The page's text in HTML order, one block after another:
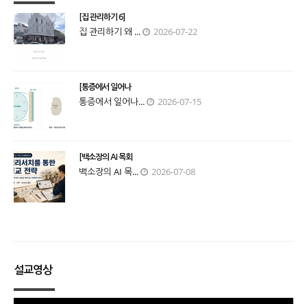
[집 관리하기 6]
집 관리하기 왜 ... 2026-07-22
[통증에서 일어나
통증에서 일어나... 2026-07-15
[백소장의 AI 목회
백소장의 AI 목... 2026-07-08
설교영상